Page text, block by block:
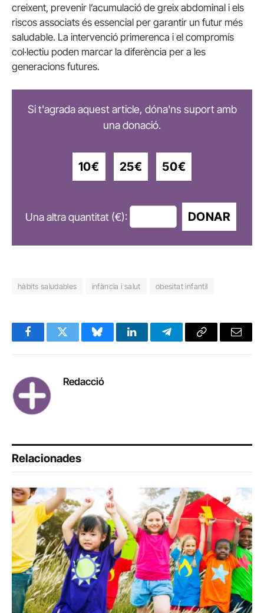
creixent, prevenir l’acumulació de greix abdominal i els
riscos associats és essencial per garantir un futur més
saludable. La intervenció primerenca i el compromís
col·lectiu poden marcar la diferència per a les
generacions futures.
Si t'agrada aquest article, dóna'ns suport amb
una donació.
10€ 25€ 50€
Una altra quantitat (€): DONAR
hàbits saludables infància i salut obesitat infantil
FacebookTwitter BlueskyLinkedInTelegramCopy
Email
Redacció
Relacionades